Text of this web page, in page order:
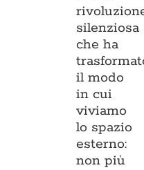
silenziosa
che ha
il modo
in cui
viviamo
lo spazio
esterno:
non più